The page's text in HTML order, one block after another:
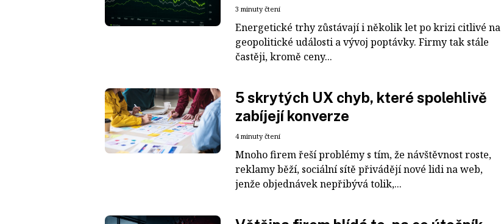
3 minuty čtení
Energetické trhy zůstávají i několik let po krizi citlivé na
geopolitické události a vývoj poptávky. Firmy tak stále
častěji, kromě ceny...
5 skrytých UX chyb, které spolehlivě
zabíjejí konverze
4 minuty čtení
Mnoho firem řeší problémy s tím, že návštěvnost roste,
reklamy běží, sociální sítě přivádějí nové lidi na web,
jenže objednávek nepřibývá tolik,...